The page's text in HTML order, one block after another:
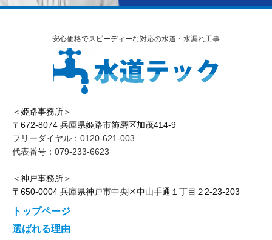
安心価格でスピーディーな対応の水道・水漏れ工事
＜姫路事務所＞
〒672-8074 兵庫県姫路市飾磨区加茂414-9
フリーダイヤル：0120-621-003
代表番号：079-233-6623
＜神戸事務所＞
〒650-0004 兵庫県神戸市中央区中山手通１丁目２2-23-203
トップページ
選ばれる理由